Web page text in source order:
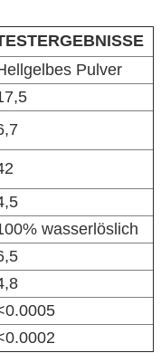
Pulver
wasserlöslich